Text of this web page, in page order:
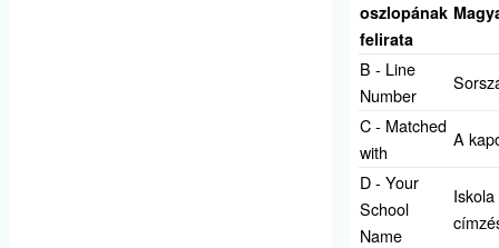
oszlopának
felirata
B - Line
Number
C - Matched
with
A
D - Your
School
Name